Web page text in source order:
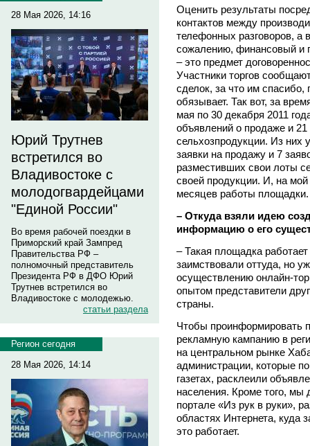
28 Мая 2026, 14:16
Юрий Трутнев
встретился во
Владивостоке с
молодогвардейцами
"Единой России"
Во время рабочей поездки в
Приморский край Зампред
Правительства РФ –
полномочный представитель
Президента РФ в ДФО Юрий
Трутнев встретился во
Владивостоке с молодежью.
статьи раздела
Регион сегодня
28 Мая 2026, 14:14
Оценить результаты
контактов между
телефонных разговоров, а
сожалению, финансовый и
– это предмет
Участники торгов
сделок, за что им спасибо,
обязывает. Так вот, за
мая по 30 декабря 2011
объявлений о продаже и
сельхозпродукции. Из них
заявки на продажу и 7
разместивших свои лоты
своей продукции. И, на мой
месяцев работы площадки.
– Откуда взяли идею
информацию о его
– Такая площадка
заимствовали оттуда, но
осуществлению онлайн-
опытом представители
страны.
Чтобы проинформировать
рекламную кампанию в
на центральном рынке
администрации, которые
газетах, расклеили
населения. Кроме того,
портале «Из рук в руки»,
областях Интернета, куда
это работает.